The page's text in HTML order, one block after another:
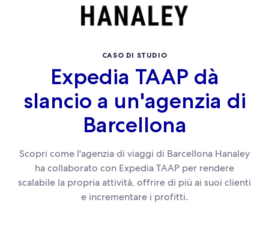
CASO DI STUDIO
Expedia TAAP dà
slancio a un'agenzia di
Barcellona
Scopri come l'agenzia di viaggi di Barcellona Hanaley
ha collaborato con Expedia TAAP per rendere
scalabile la propria attività, offrire di più ai suoi clienti
e incrementare i profitti.